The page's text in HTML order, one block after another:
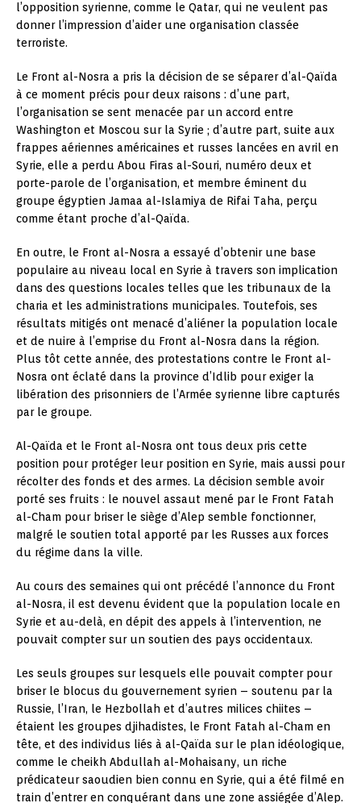
l’opposition syrienne, comme le Qatar, qui ne veulent pas
donner l’impression d’aider une organisation classée
terroriste.
Le Front al-Nosra a pris la décision de se séparer d’al-Qaïda
à ce moment précis pour deux raisons : d’une part,
l’organisation se sent menacée par un accord entre
Washington et Moscou sur la Syrie ; d’autre part, suite aux
frappes aériennes américaines et russes lancées en avril en
Syrie, elle a perdu Abou Firas al-Souri, numéro deux et
porte-parole de l’organisation, et membre éminent du
groupe égyptien Jamaa al-Islamiya de Rifai Taha, perçu
comme étant proche d’al-Qaïda.
En outre, le Front al-Nosra a essayé d’obtenir une base
populaire au niveau local en Syrie à travers son implication
dans des questions locales telles que les tribunaux de la
charia et les administrations municipales. Toutefois, ses
résultats mitigés ont menacé d’aliéner la population locale
et de nuire à l’emprise du Front al-Nosra dans la région.
Plus tôt cette année, des protestations contre le Front al-
Nosra ont éclaté dans la province d’Idlib pour exiger la
libération des prisonniers de l’Armée syrienne libre capturés
par le groupe.
Al-Qaïda et le Front al-Nosra ont tous deux pris cette
position pour protéger leur position en Syrie, mais aussi pour
récolter des fonds et des armes. La décision semble avoir
porté ses fruits : le nouvel assaut mené par le Front Fatah
al-Cham pour briser le siège d’Alep semble fonctionner,
malgré le soutien total apporté par les Russes aux forces
du régime dans la ville.
Au cours des semaines qui ont précédé l’annonce du Front
al-Nosra, il est devenu évident que la population locale en
Syrie et au-delà, en dépit des appels à l’intervention, ne
pouvait compter sur un soutien des pays occidentaux.
Les seuls groupes sur lesquels elle pouvait compter pour
briser le blocus du gouvernement syrien – soutenu par la
Russie, l’Iran, le Hezbollah et d’autres milices chiites –
étaient les groupes djihadistes, le Front Fatah al-Cham en
tête, et des individus liés à al-Qaïda sur le plan idéologique,
comme le cheikh Abdullah al-Mohaisany, un riche
prédicateur saoudien bien connu en Syrie, qui a été filmé en
train d’entrer en conquérant dans une zone assiégée d’Alep.